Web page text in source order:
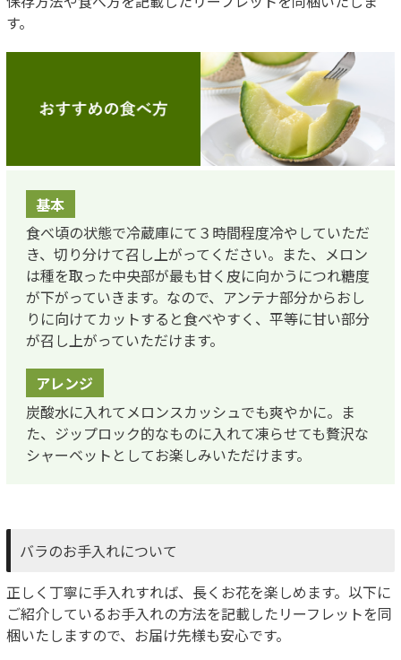
す。
基本
食べ頃の状態で冷蔵庫にて３時間程度冷やしていただ
き、切り分けて召し上がってください。また、メロン
は種を取った中央部が最も甘く皮に向かうにつれ糖度
が下がっていきます。なので、アンテナ部分からおし
りに向けてカットすると食べやすく、平等に甘い部分
が召し上がっていただけます。
アレンジ
炭酸水に入れてメロンスカッシュでも爽やかに。ま
た、ジップロック的なものに入れて凍らせても贅沢な
シャーベットとしてお楽しみいただけます。
バラのお手入れについて
正しく丁寧に手入れすれば、長くお花を楽しめます。以下に
ご紹介しているお手入れの方法を記載したリーフレットを同
梱いたしますので、お届け先様も安心です。